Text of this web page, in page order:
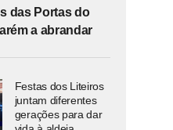
das Portas do
a abrandar
Festas dos Liteiros
juntam diferentes
gerações para dar